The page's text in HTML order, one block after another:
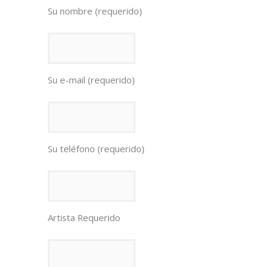
Su nombre (requerido)
Su e-mail (requerido)
Su teléfono (requerido)
Artista Requerido